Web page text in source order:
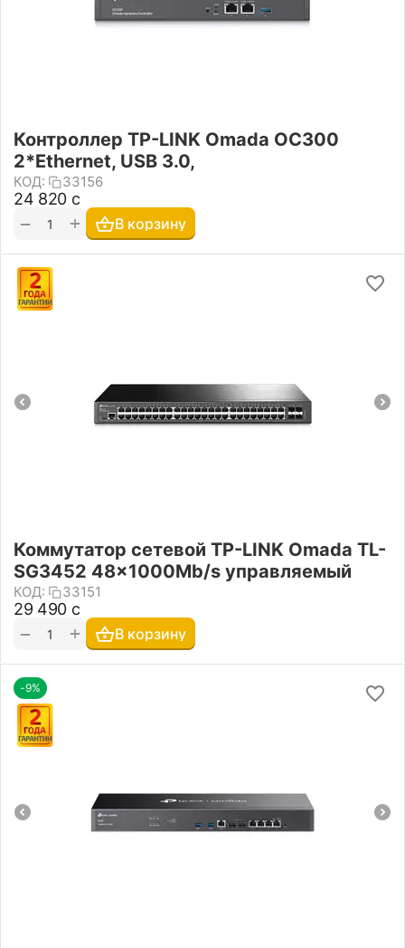
Контроллер TP-LINK Omada OC300
2*Ethernet, USB 3.0,
КОД: 33156
24 820 с
+
− В корзину
Коммутатор сетевой TP-LINK Omada TL-
SG3452 48x1000Mb/s управляемый
КОД: 33151
29 490 с
+
− В корзину
-9%